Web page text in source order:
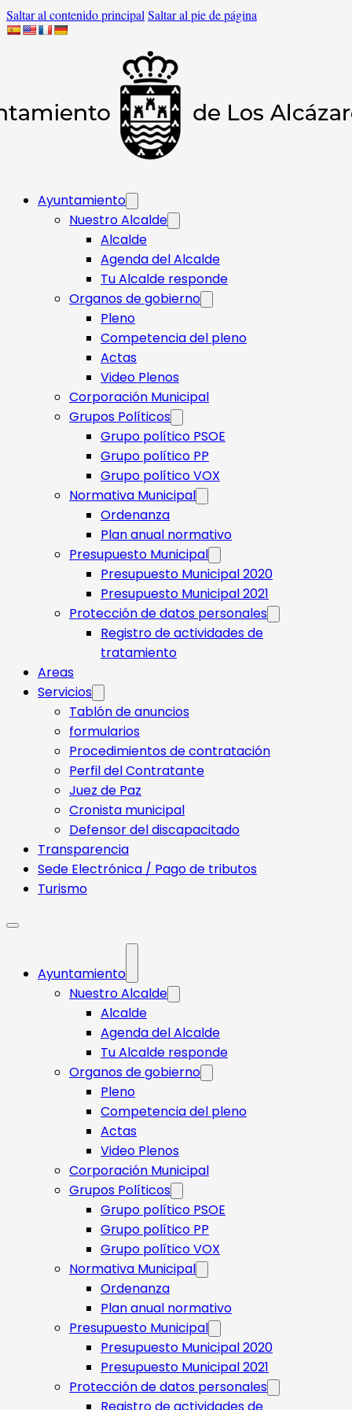
Saltar al contenido principal Saltar al pie de página
Ayuntamiento
Nuestro Alcalde
Alcalde
Agenda del Alcalde
Tu Alcalde responde​
Organos de gobierno
Pleno
Competencia del pleno
Actas
Video Plenos
Corporación Municipal
Grupos Políticos
Grupo político PSOE
Grupo político PP
Grupo político VOX
Normativa Municipal
Ordenanza
Plan anual normativo
Presupuesto Municipal
Presupuesto Municipal 2020
Presupuesto Municipal 2021
Protección de datos personales
Registro de actividades de
tratamiento
Areas
Servicios
Tablón de anuncios
formularios
Procedimientos de contratación
Perfil del Contratante
Juez de Paz
Cronista municipal
Defensor del discapacitado
Transparencia
Sede Electrónica / Pago de tributos
Turismo
Ayuntamiento
Nuestro Alcalde
Alcalde
Agenda del Alcalde
Tu Alcalde responde​
Organos de gobierno
Pleno
Competencia del pleno
Actas
Video Plenos
Corporación Municipal
Grupos Políticos
Grupo político PSOE
Grupo político PP
Grupo político VOX
Normativa Municipal
Ordenanza
Plan anual normativo
Presupuesto Municipal
Presupuesto Municipal 2020
Presupuesto Municipal 2021
Protección de datos personales